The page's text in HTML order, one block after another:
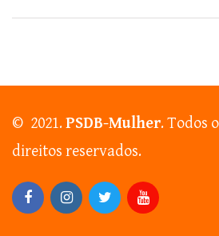
© 2021.PSDB-Mulher. Todos
direitos reservados.